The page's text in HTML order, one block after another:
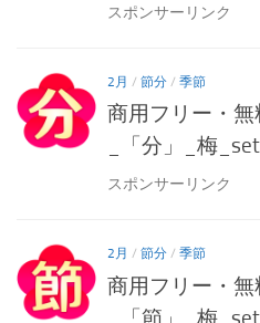
スポンサーリンク
2月 / 節分 / 季節
商用フリー・
_「分」_梅
スポンサーリンク
2月 / 節分 / 季節
商用フリー・